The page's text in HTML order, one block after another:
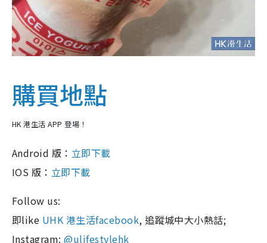
購買地點
HK 港生活 APP 登場！
Android 版： 立即下載
IOS 版： 立即下載
Follow us:
即like UHK 港生活facebook, 追蹤城中大小熱話;
Instagram:@ulifestylehk